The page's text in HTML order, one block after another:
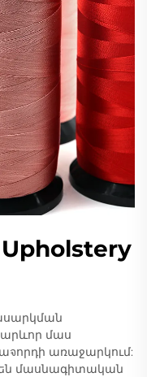
մաս
จորդի առաջարկում:
են մասնագիտական